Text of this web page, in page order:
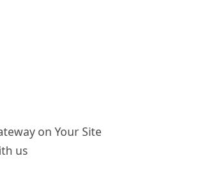
on Your Site
us